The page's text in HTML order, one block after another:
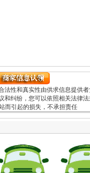
法性和真实性由供求信息提供
和纠纷，您可以依照相关法律
而引起的损失，不承担责任